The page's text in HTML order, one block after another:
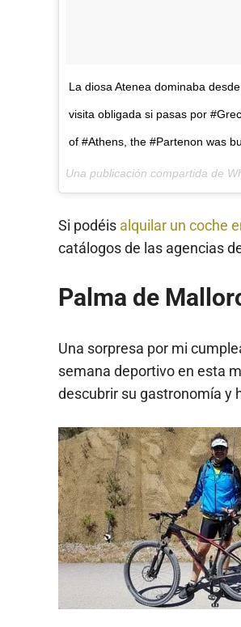
La diosa Atenea dominaba
visita obligada si pasas por
of #Athens, the #Partenon was
Una publicación compartida de
Si podéis alquilar un coche
catálogos de las agencias
Palma de
Una sorpresa por mi
semana deportivo en esta
descubrir su gastronomía y